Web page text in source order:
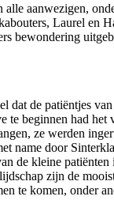
aanwezigen,
Laurel en
bewondering
dat de patiëntjes
te beginnen had
ze werden
name door
de kleine
zijn de
te komen, onder